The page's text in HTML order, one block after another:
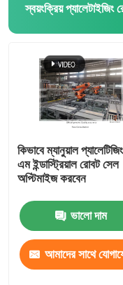
স্বয়ংক্রিয় প্যালেটাইজিং
কিভাবে ম্যানুয়াল
এম ইন্ডাস্ট্রিয়াল রোবট সেল
অপ্টিমাইজ করবেন
ভালো দাম
আমাদের সাথে